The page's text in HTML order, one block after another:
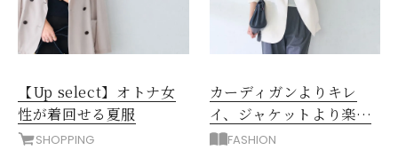
【Up select】オトナ女
性が着回せる夏服
SHOPPING
カーディガンよりキレ
イ、ジャケットより楽。
季節の変わり目の「ちょ
FASHION